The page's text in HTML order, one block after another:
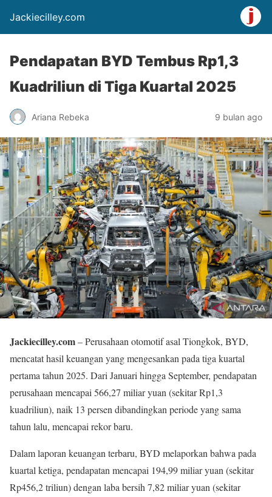
Jackiecilley.com
Pendapatan BYD Tembus Rp1,3
Kuadriliun di Tiga Kuartal 2025
Ariana Rebeka 9 bulan ago
Jackiecilley.com– Perusahaan otomotif asal Tiongkok, BYD,
mencatat hasil keuangan yang mengesankan pada tiga kuartal
pertama tahun 2025. Dari Januari hingga September, pendapatan
perusahaan mencapai 566,27 miliar yuan (sekitar Rp1,3
kuadriliun), naik 13 persen dibandingkan periode yang sama
tahun lalu, mencapai rekor baru.
Dalam laporan keuangan terbaru, BYD melaporkan bahwa pada
kuartal ketiga, pendapatan mencapai 194,99 miliar yuan (sekitar
Rp456,2 triliun) dengan laba bersih 7,82 miliar yuan (sekitar